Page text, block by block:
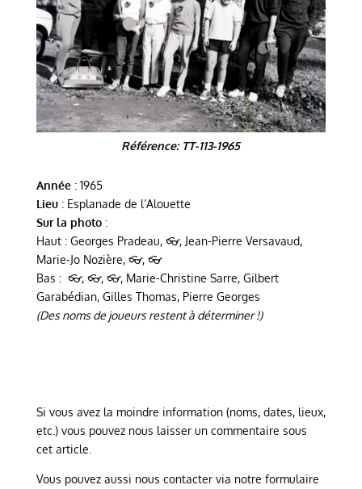
Référence: TT-113-1965
Année : 1965
Lieu: Esplanade de l’Alouette
Sur la photo:
Haut : Georges Pradeau, 👓, Jean-Pierre Versavaud,
Marie-Jo Nozière, 👓, 👓
Bas : 👓, 👓, 👓, Marie-Christine Sarre, Gilbert
Garabédian, Gilles Thomas, Pierre Georges
(Des noms de joueurs restent à déterminer !)
Si vous avez la moindre information (noms, dates, lieux,
etc.) vous pouvez nous laisser un commentaire sous
cet article.
Vous pouvez aussi nous contacter via notre formulaire